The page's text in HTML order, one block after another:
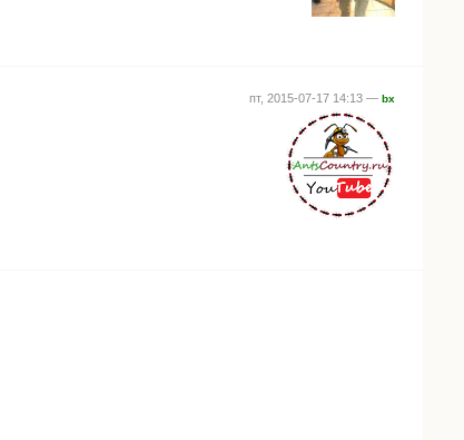
пт, 2015-07-17 14:13 — bx